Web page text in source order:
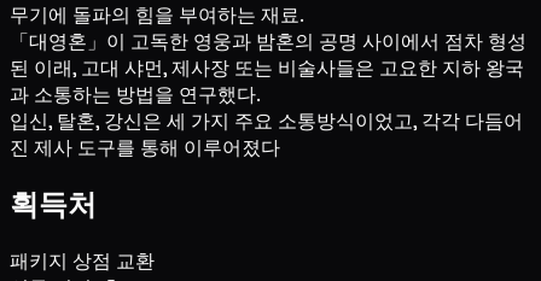
무기에 돌파의 힘을 부여하는 재료.
「대영혼」이 고독한 영웅과 밤혼의 공명 사이에서 점차 형성
된 이래, 고대 샤먼, 제사장 또는 비술사들은 고요한 지하 왕국
과 소통하는 방법을 연구했다.
입신, 탈혼, 강신은 세 가지 주요 소통방식이었고, 각각 다듬어
진 제사 도구를 통해 이루어졌다
획득처
패키지 상점 교환